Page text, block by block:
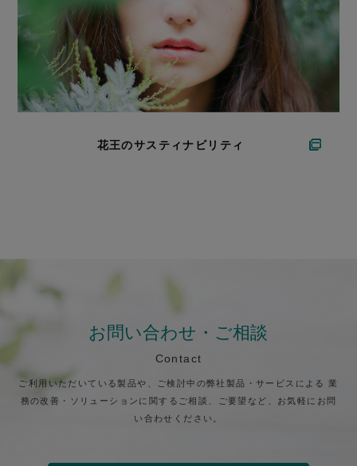
花王のサスティナビリティ
お問い合わせ・ご相談
Contact
ご利用いただいている製品や、ご検討中の弊社製品・サービスによる 業
務の改善・ソリューションに関するご相談、ご要望など、お気軽にお問
い合わせください。